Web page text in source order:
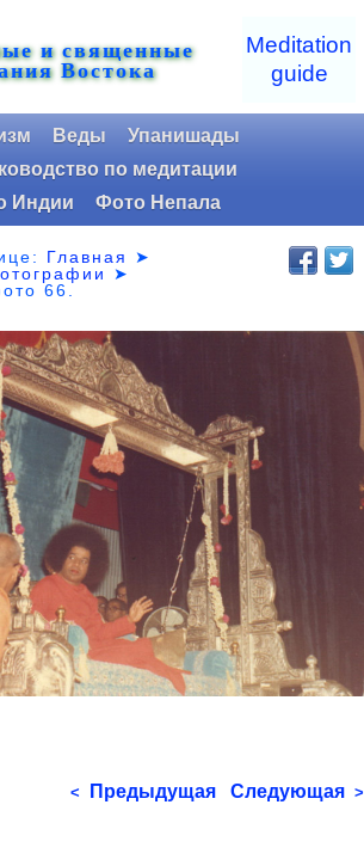
и священные
Востока
Meditation
guide
Веды
Упанишады
по медитации
Индии Фото Непала
Главная
➤
➤
66.
< Предыдущая Следующая >